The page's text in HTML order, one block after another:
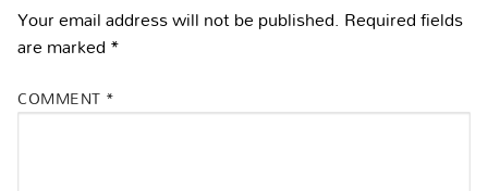
Your email address will not be published. Required fields
are marked*
COMMENT *